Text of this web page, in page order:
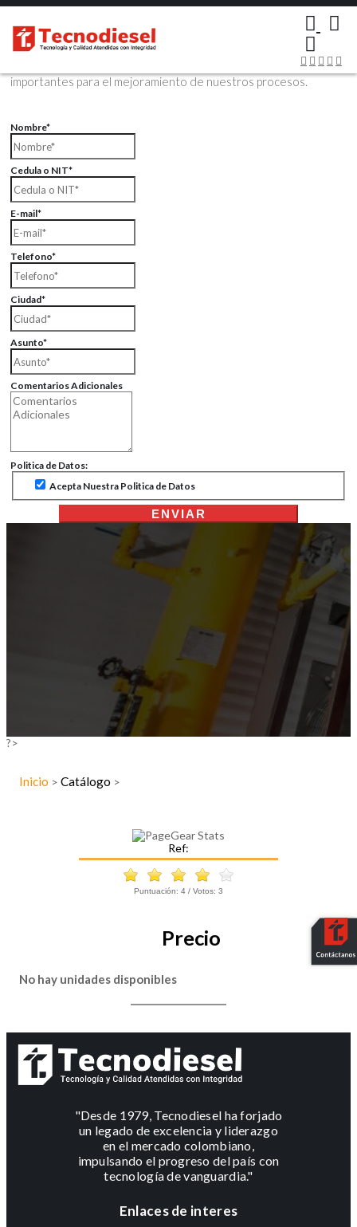
Contáctenos Vía Email
Envíenos sus datos con sus comentarios, sus opiniones son muy
importantes para el mejoramiento de nuestros procesos.
Nombre*
Cedula o NIT*
E-mail*
Telefono*
Ciudad*
Asunto*
Comentarios Adicionales
Politica de Datos:
Acepta Nuestra Politica de Datos
ENVIAR
?>
Inicio > Catálogo >
Ref:
Puntuación: 4 / Votos: 3
Precio
No hay unidades disponibles
"Desde 1979, Tecnodiesel ha forjado
un legado de excelencia y liderazgo
en el mercado colombiano,
impulsando el progreso del país con
tecnología de vanguardia."
Enlaces de interes